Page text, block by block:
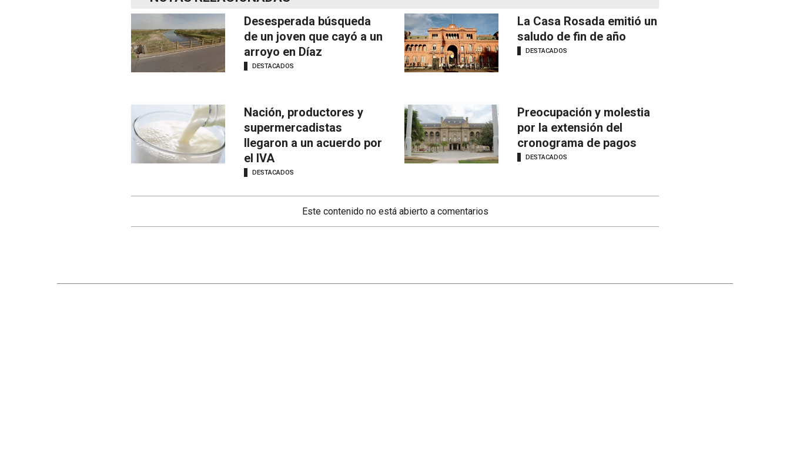
Desesperada búsqueda
de un joven que cayó a un
arroyo en Díaz
DESTACADOS
La Casa Rosada emitió un
saludo de fin de año
DESTACADOS
Nación, productores y
supermercadistas
llegaron a un acuerdo por
el IVA
DESTACADOS
Preocupación y molestia
por la extensión del
cronograma de pagos
DESTACADOS
Este contenido no está abierto a comentarios